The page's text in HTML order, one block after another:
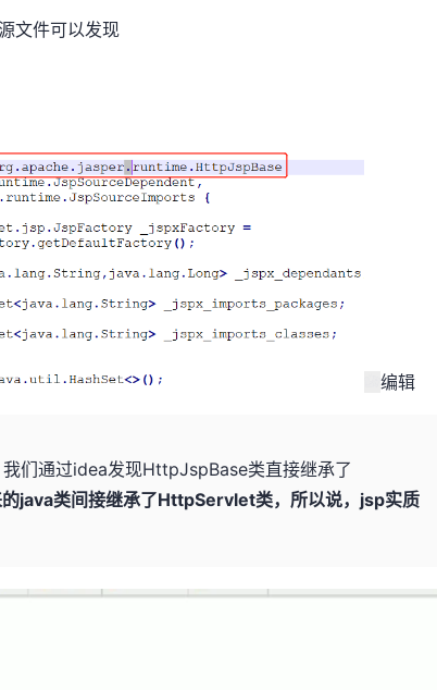
文件可以发现
编辑
们通过idea发现HttpJspBase类直接继承了
java类间接继承了HttpServlet类，所以说，jsp实质